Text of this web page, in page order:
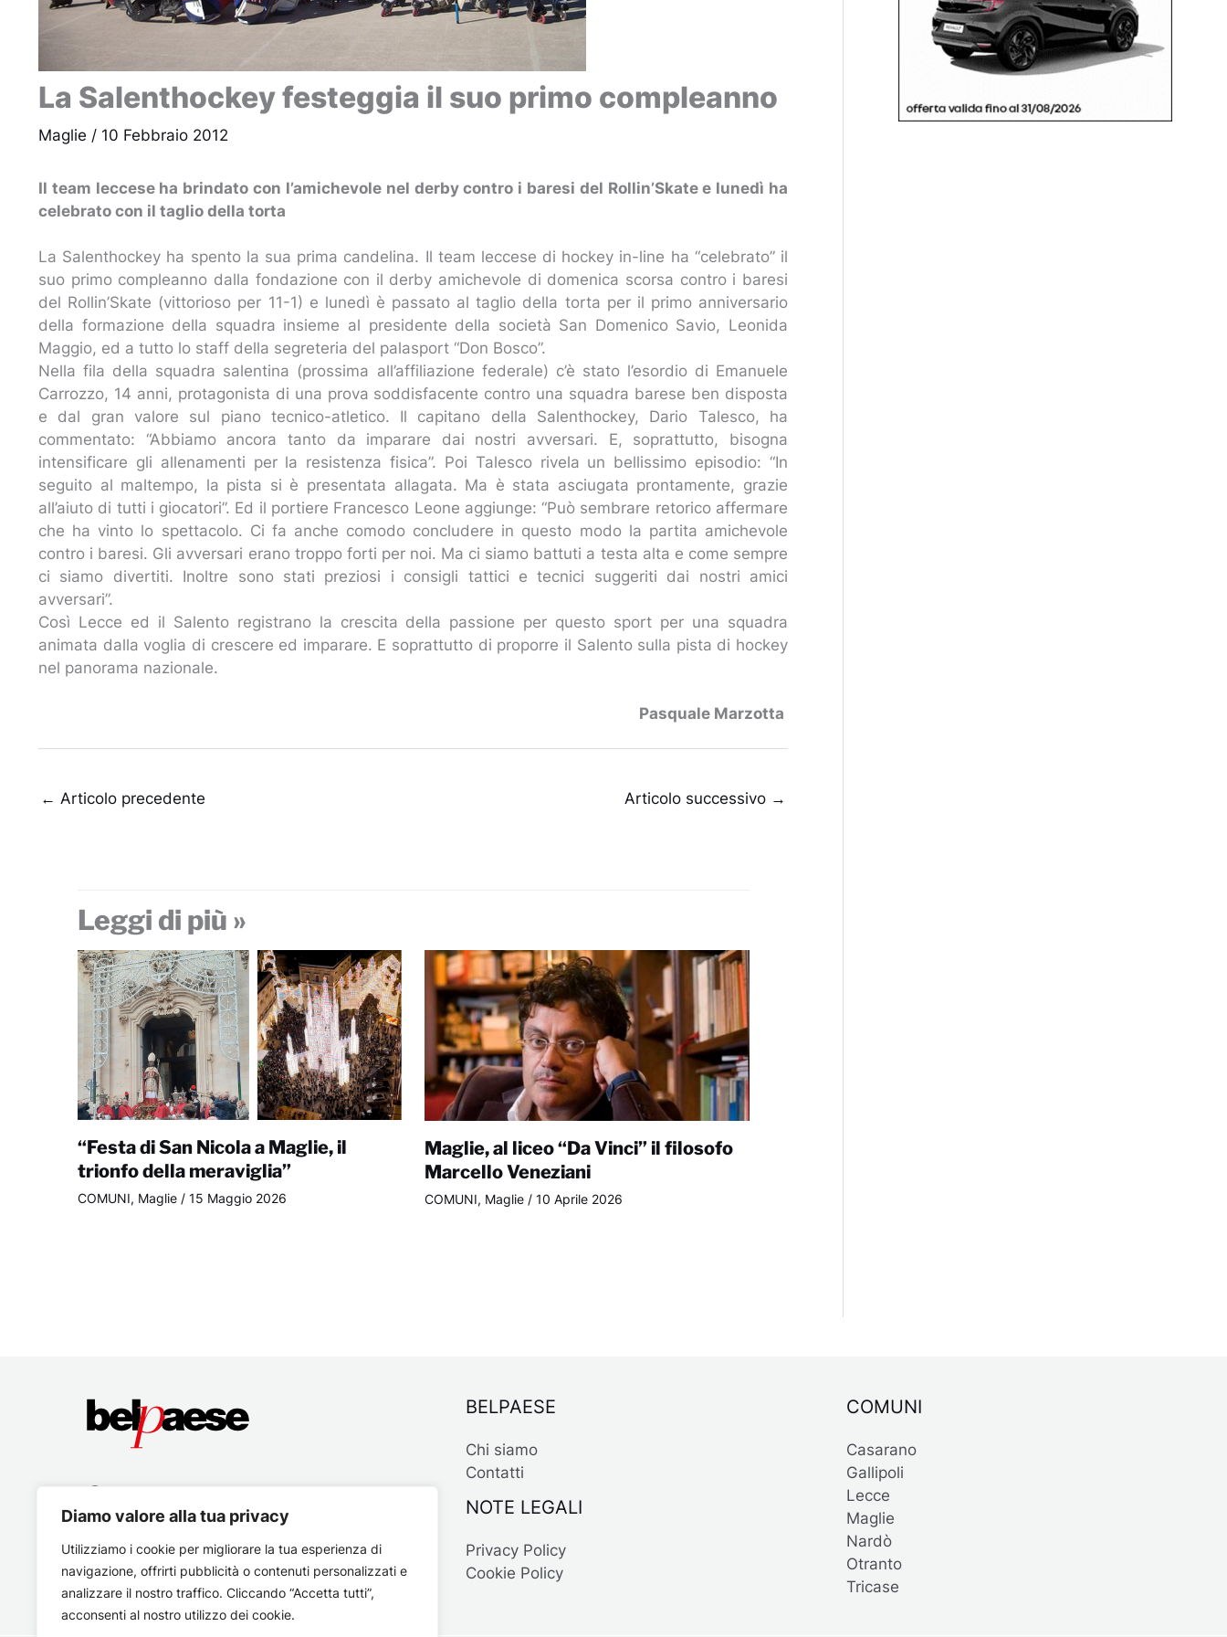
Diamo valore alla tua privacy
Utilizziamo i cookie per migliorare la tua esperienza di
navigazione, offrirti pubblicità o contenuti personalizzati e
analizzare il nostro traffico. Cliccando “Accetta tutti”,
acconsenti al nostro utilizzo dei cookie.
La Salenthockey festeggia il suo primo compleanno
Maglie / 10 Febbraio 2012
Il team leccese ha brindato con l’amichevole nel derby contro i baresi del Rollin’Skate e lunedì ha
celebrato con il taglio della torta
La Salenthockey ha spento la sua prima candelina. Il team leccese di hockey in-line ha “celebrato” il
suo primo compleanno dalla fondazione con il derby amichevole di domenica scorsa contro i baresi
del Rollin’Skate (vittorioso per 11-1) e lunedì è passato al taglio della torta per il primo anniversario
della formazione della squadra insieme al presidente della società San Domenico Savio, Leonida
Maggio, ed a tutto lo staff della segreteria del palasport “Don Bosco”.
Nella fila della squadra salentina (prossima all’affiliazione federale) c’è stato l’esordio di Emanuele
Carrozzo, 14 anni, protagonista di una prova soddisfacente contro una squadra barese ben disposta
e dal gran valore sul piano tecnico-atletico. Il capitano della Salenthockey, Dario Talesco, ha
commentato: “Abbiamo ancora tanto da imparare dai nostri avversari. E, soprattutto, bisogna
intensificare gli allenamenti per la resistenza fisica”. Poi Talesco rivela un bellissimo episodio: “In
seguito al maltempo, la pista si è presentata allagata. Ma è stata asciugata prontamente, grazie
all’aiuto di tutti i giocatori”. Ed il portiere Francesco Leone aggiunge: “Può sembrare retorico affermare
che ha vinto lo spettacolo. Ci fa anche comodo concludere in questo modo la partita amichevole
contro i baresi. Gli avversari erano troppo forti per noi. Ma ci siamo battuti a testa alta e come sempre
ci siamo divertiti. Inoltre sono stati preziosi i consigli tattici e tecnici suggeriti dai nostri amici
avversari”.
Così Lecce ed il Salento registrano la crescita della passione per questo sport per una squadra
animata dalla voglia di crescere ed imparare. E soprattutto di proporre il Salento sulla pista di hockey
nel panorama nazionale.
Pasquale Marzotta
← Articolo precedente Articolo successivo →
Leggi di più »
“Festa di San Nicola a Maglie, il
trionfo della meraviglia”
COMUNI, Maglie/ 15 Maggio 2026
Maglie, al liceo “Da Vinci” il filosofo
Marcello Veneziani
COMUNI, Maglie / 10 Aprile 2026
BELPAESE
Chi siamo
Contatti
NOTE LEGALI
Privacy Policy
Cookie Policy
COMUNI
Casarano
Gallipoli
Lecce
Maglie
Nardò
Otranto
Tricase